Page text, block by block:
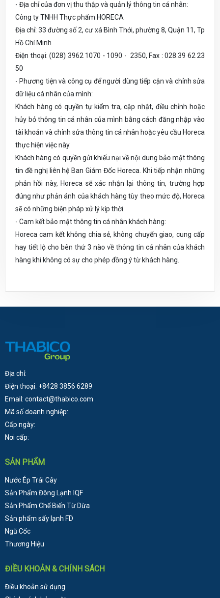
- Địa chỉ của đơn vị thu thập và quản lý thông tin cá nhân:
Công ty TNHH Thực phẩm HORECA
Địa chỉ: 33 đường số 2, cư xá Bình Thới, phường 8, Quận 11, Tp
Hồ Chí Minh
Điện thoại: (028) 3962 1070 - 1090 - 2350, Fax : 028.39 62 23
50
- Phương tiện và công cụ để người dùng tiếp cận và chỉnh sửa
dữ liệu cá nhân của mình:
Khách hàng có quyền tự kiểm tra, cập nhật, điều chỉnh hoặc
hủy bỏ thông tin cá nhân của mình bằng cách đăng nhập vào
tài khoản và chỉnh sửa thông tin cá nhân hoặc yêu cầu Horeca
thực hiện việc này.
Khách hàng có quyền gửi khiếu nại về nội dung bảo mật thông
tin đề nghị liên hệ Ban Giám Đốc Horeca. Khi tiếp nhận những
phản hồi này, Horeca sẽ xác nhận lại thông tin, trường hợp
đúng như phản ánh của khách hàng tùy theo mức độ, Horeca
sẽ có những biện pháp xử lý kịp thời.
- Cam kết bảo mật thông tin cá nhân khách hàng:
Horeca cam kết không chia sẻ, không chuyển giao, cung cấp
hay tiết lộ cho bên thứ 3 nào về thông tin cá nhân của khách
hàng khi không có sự cho phép đồng ý từ khách hàng.
Địa chỉ:
Điện thoại: +8428 3856 6289
Email: contact@thabico.com
Mã số doanh nghiệp:
Cấp ngày:
Nơi cấp:
SẢN PHẨM
Nước Ép Trái Cây
Sản Phẩm Đông Lạnh IQF
Sản Phẩm Chế Biến Từ Dừa
Sản phẩm sấy lạnh FD
Ngũ Cốc
Thương Hiệu
ĐIỀU KHOẢN & CHÍNH SÁCH
Điều khoản sử dụng